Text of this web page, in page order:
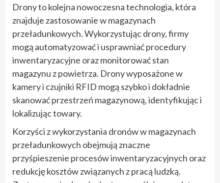
Drony to kolejna nowoczesna technologia, która
znajduje zastosowanie w magazynach
przeładunkowych. Wykorzystując drony, firmy
mogą automatyzować i usprawniać procedury
inwentaryzacyjne oraz monitorować stan
magazynu z powietrza. Drony wyposażone w
kamery i czujniki RFID mogą szybko i dokładnie
skanować przestrzeń magazynową, identyfikując i
lokalizując towary.
Korzyści z wykorzystania dronów w magazynach
przeładunkowych obejmują znaczne
przyśpieszenie procesów inwentaryzacyjnych oraz
redukcję kosztów związanych z pracą ludzką.